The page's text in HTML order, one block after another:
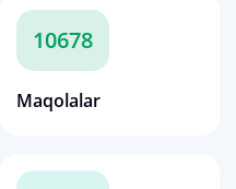
10678
Maqolalar